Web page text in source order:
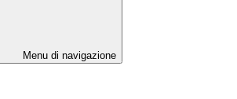
Menu di navigazione